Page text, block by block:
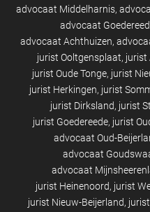
advocaat Middelharnis
advocaat
advocaat Achthuizen
jurist Ooltgensplaat jurist
jurist Oude Tonge jurist
jurist Herkingen jurist
jurist Dirksland jurist
jurist Goedereede jurist
advocaat Oud-
advocaat
advocaat
jurist Heinenoord jurist
jurist Nieuw-Beijerland